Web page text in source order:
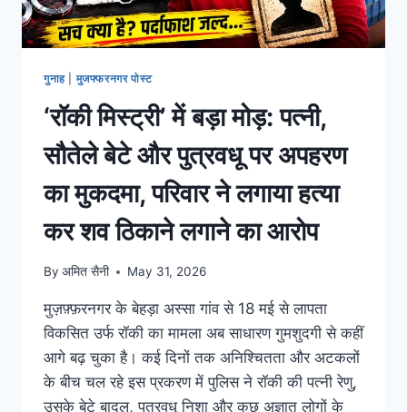
गुनाह| मुजफ्फरनगर पोस्ट
‘रॉकी मिस्ट्री’ में बड़ा मोड़: पत्नी,
सौतेले बेटे और पुत्रवधू पर अपहरण
का मुकदमा, परिवार ने लगाया हत्या
कर शव ठिकाने लगाने का आरोप
By अमित सैनी May 31, 2026
मुज़फ़्फ़रनगर के बेहड़ा अस्सा गांव से 18 मई से लापता
विकसित उर्फ रॉकी का मामला अब साधारण गुमशुदगी से कहीं
आगे बढ़ चुका है। कई दिनों तक अनिश्चितता और अटकलों
के बीच चल रहे इस प्रकरण में पुलिस ने रॉकी की पत्नी रेणु,
उसके बेटे बादल, पुत्रवधू निशा और कुछ अज्ञात लोगों के